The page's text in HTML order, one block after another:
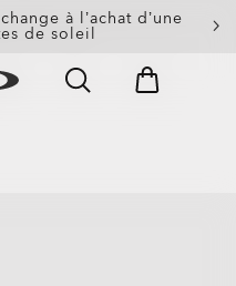
à l’achat d’une
de soleil
de rechange à